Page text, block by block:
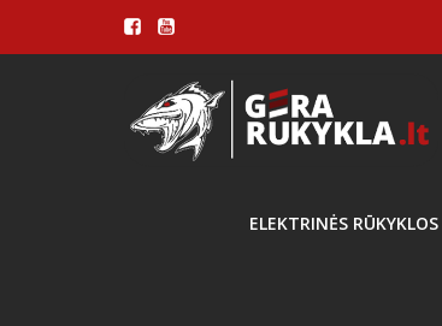
ELEKTRINĖS RŪKYKLOS